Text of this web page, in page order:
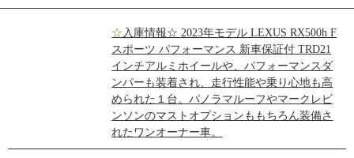
☆入庫情報☆ 2023年モデル LEXUS RX500h F
スポーツ パフォーマンス 新車保証付 TRD21
インチアルミホイールや、パフォーマンスダ
ンパーも装着され、走行性能や乗り心地も高
められた１台。パノラマルーフやマークレビ
ンソンのマストオプションももちろん装備さ
れたワンオーナー車。